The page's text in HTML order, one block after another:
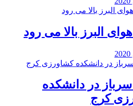
البرز بالا می رود
در دانشکده
کرج